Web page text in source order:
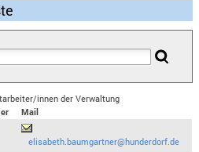
innen der Verwaltung
Mail
elisabeth.baumgartner@hunderdorf.de